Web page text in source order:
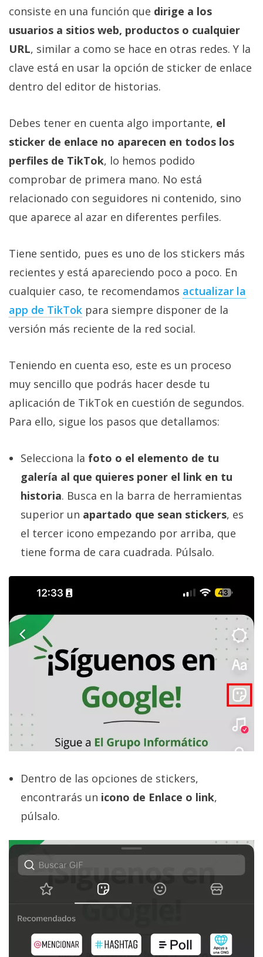
consiste en una función que dirige a los
usuarios a sitios web, productos o cualquier
URL, similar a como se hace en otras redes. Y la
clave está en usar la opción de sticker de enlace
dentro del editor de historias.
Debes tener en cuenta algo importante, el
sticker de enlace no aparecen en todos los
perfiles de TikTok, lo hemos podido
comprobar de primera mano. No está
relacionado con seguidores ni contenido, sino
que aparece al azar en diferentes perfiles.
Tiene sentido, pues es uno de los stickers más
recientes y está apareciendo poco a poco. En
cualquier caso, te recomendamos actualizar la
app de TikTok‎ para siempre disponer de la
versión más reciente de la red social.
Teniendo en cuenta eso, este es un proceso
muy sencillo que podrás hacer desde tu
aplicación de TikTok en cuestión de segundos.
Para ello, sigue los pasos que detallamos:
Selecciona la foto o el elemento de tu
galería al que quieres poner el link en tu
historia. Busca en la barra de herramientas
superior un apartado que sean stickers, es
el tercer icono empezando por arriba, que
tiene forma de cara cuadrada. Púlsalo.
Dentro de las opciones de stickers,
encontrarás un icono de Enlace o link,
púlsalo.